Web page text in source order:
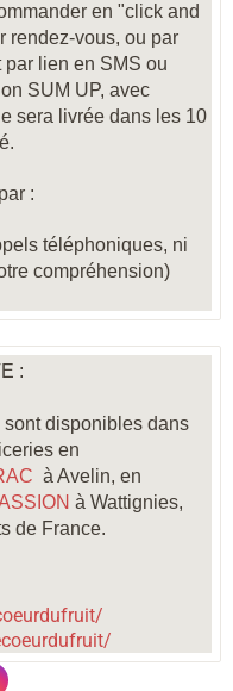
en "click and
rendez-vous, ou par
par lien en SMS ou
SUM UP, avec
sera livrée dans les 10
:
téléphoniques, ni
compréhension)
:
disponibles dans
en
à Avelin, en
à Wattignies,
de France.